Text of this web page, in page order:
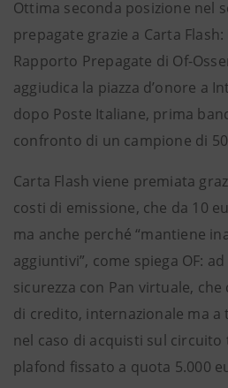
Ottima seconda posizione nel
prepagate grazie a Carta
Rapporto Prepagate di Of-
aggiudica la piazza d’onore a
dopo Poste Italiane, prima
confronto di un campione di
Carta Flash viene premiata
costi di emissione, che da 10
ma anche perché “mantiene
aggiuntivi”, come spiega OF:
sicurezza con Pan virtuale,
di credito, internazionale ma a
nel caso di acquisti sul circuito
plafond fissato a quota 5.000